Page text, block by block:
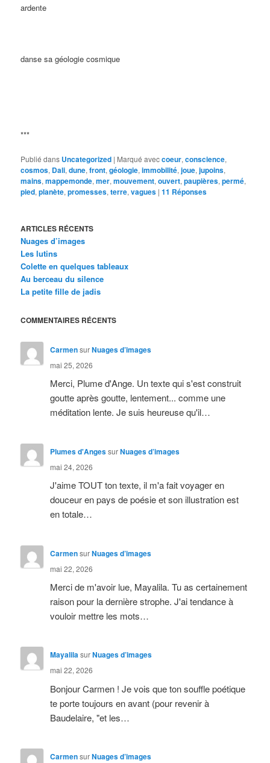
ardente
danse sa géologie cosmique
***
Publié dans Uncategorized | Marqué aveccoeur,conscience,
cosmos, Dali,dune,front,géologie,immobilité,joue,jupoins,
mains,mappemonde,mer,mouvement,ouvert,paupières,permé,
pied,planète,promesses,terre,vagues |11 Réponses
ARTICLES RÉCENTS
Nuages d’images
Les lutins
Colette en quelques tableaux
Au berceau du silence
La petite fille de jadis
COMMENTAIRES RÉCENTS
CarmensurNuages d’images
mai 25, 2026
Merci, Plume d'Ange. Un texte qui s'est construit
goutte après goutte, lentement... comme une
méditation lente. Je suis heureuse qu'il…
Plumes d'AngessurNuages d’images
mai 24, 2026
J'aime TOUT ton texte, il m'a fait voyager en
douceur en pays de poésie et son illustration est
en totale…
CarmensurNuages d’images
mai 22, 2026
Merci de m'avoir lue, Mayalila. Tu as certainement
raison pour la dernière strophe. J'ai tendance à
vouloir mettre les mots…
MayalilasurNuages d’images
mai 22, 2026
Bonjour Carmen ! Je vois que ton souffle poétique
te porte toujours en avant (pour revenir à
Baudelaire, "et les…
CarmensurNuages d’images